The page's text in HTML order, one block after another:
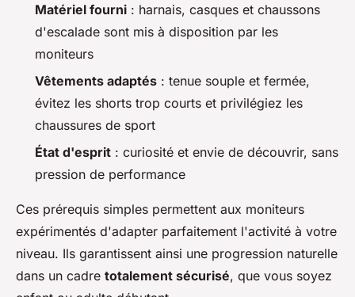
Matériel fourni : harnais, casques et chaussons
d'escalade sont mis à disposition par les
moniteurs
Vêtements adaptés : tenue souple et fermée,
évitez les shorts trop courts et privilégiez les
chaussures de sport
État d'esprit : curiosité et envie de découvrir, sans
pression de performance
Ces prérequis simples permettent aux moniteurs
expérimentés d'adapter parfaitement l'activité à votre
niveau. Ils garantissent ainsi une progression naturelle
dans un cadre totalement sécurisé, que vous soyez